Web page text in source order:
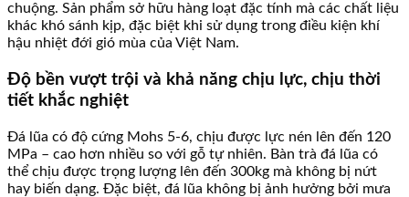
chuộng. Sản phẩm sở hữu hàng loạt đặc tính mà các chất liệu
khác khó sánh kịp, đặc biệt khi sử dụng trong điều kiện khí
hậu nhiệt đới gió mùa của Việt Nam.
Độ bền vượt trội và khả năng chịu lực, chịu thời
tiết khắc nghiệt
Đá lũa có độ cứng Mohs 5-6, chịu được lực nén lên đến 120
MPa – cao hơn nhiều so với gỗ tự nhiên. Bàn trà đá lũa có
thể chịu được trọng lượng lên đến 300kg mà không bị nứt
hay biến dạng. Đặc biệt, đá lũa không bị ảnh hưởng bởi mưa